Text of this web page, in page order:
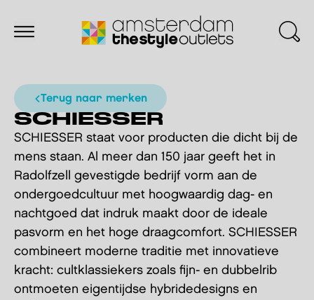
terug naar merken
SCHIESSER
SCHIESSER staat voor producten die dicht bij de
mens staan. Al meer dan 150 jaar geeft het in
Radolfzell gevestigde bedrijf vorm aan de
ondergoedcultuur met hoogwaardig dag- en
nachtgoed dat indruk maakt door de ideale
pasvorm en het hoge draagcomfort. SCHIESSER
combineert moderne traditie met innovatieve
kracht: cultklassiekers zoals fijn- en dubbelrib
ontmoeten eigentijdse hybridedesigns en